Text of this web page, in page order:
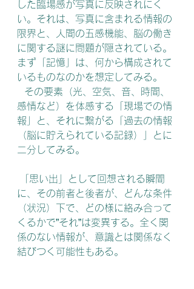
した臨場感が写真に反映されにく
い。それは、写真に含まれる情報の
限界と、人間の五感機能、脳の働き
に関する謎に問題が隠されている。
まず「記憶」は、何から構成されて
いるものなのかを想定してみる。
その要素（光、空気、音、時間、
感情など）を体感する「現場での情
報」と、それに繋がる「過去の情報
（脳に貯えられている記録）」とに
二分してみる。
「思い出」として回想される瞬間
に、その前者と後者が、どんな条件
（状況）下で、どの様に絡み合って
くるかで”それ”は変異する。全く関
係のない情報が、意識とは関係なく
結びつく可能性もある。